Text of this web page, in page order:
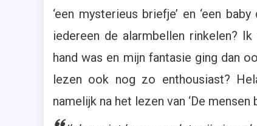
‘een mysterieus briefje’ en ‘een
iedereen de alarmbellen rinkelen?
hand was en mijn fantasie ging dan
lezen ook nog zo enthousiast?
namelijk na het lezen van ‘De